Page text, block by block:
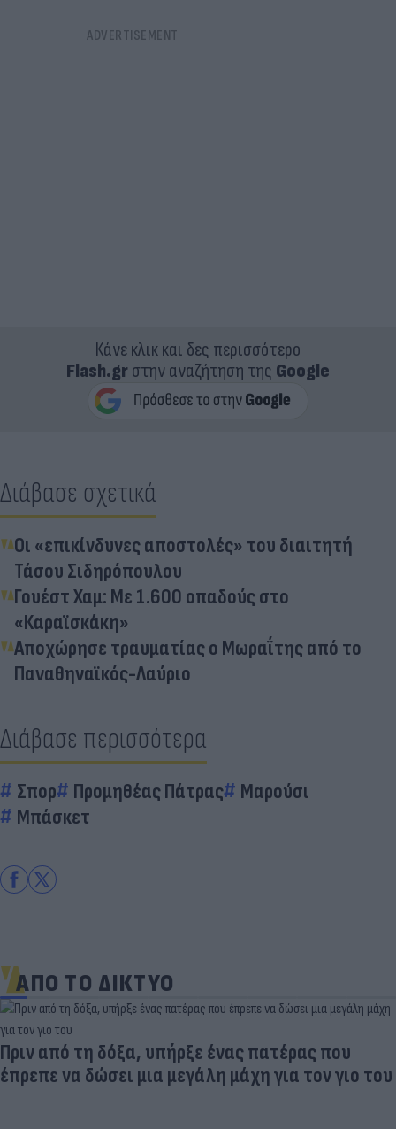
Κάνε κλικ και δες περισσότερο
Flash.grστην αναζήτηση της Google
Διάβασε σχετικά
Οι «επικίνδυνες αποστολές» του διαιτητή
Τάσου Σιδηρόπουλου
Γουέστ Χαμ: Με 1.600 οπαδούς στο
«Καραϊσκάκη»
Αποχώρησε τραυματίας ο Μωραΐτης από το
Παναθηναϊκός-Λαύριο
Διάβασε περισσότερα
Σπορ Προμηθέας Πάτρας
Μαρούσι
Μπάσκετ
ΑΠΟ ΤΟ ΔΙΚΤΥΟ
Παντρεύεται ο Ρονάλντο; Έγινε χαμός,
εμφανίστηκε άλλη νύφη και ο CR7… έπεσε κάτω